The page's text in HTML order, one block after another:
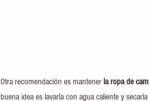
Otra recomendación es mantener la ropa de
buena idea es lavarla con agua caliente y